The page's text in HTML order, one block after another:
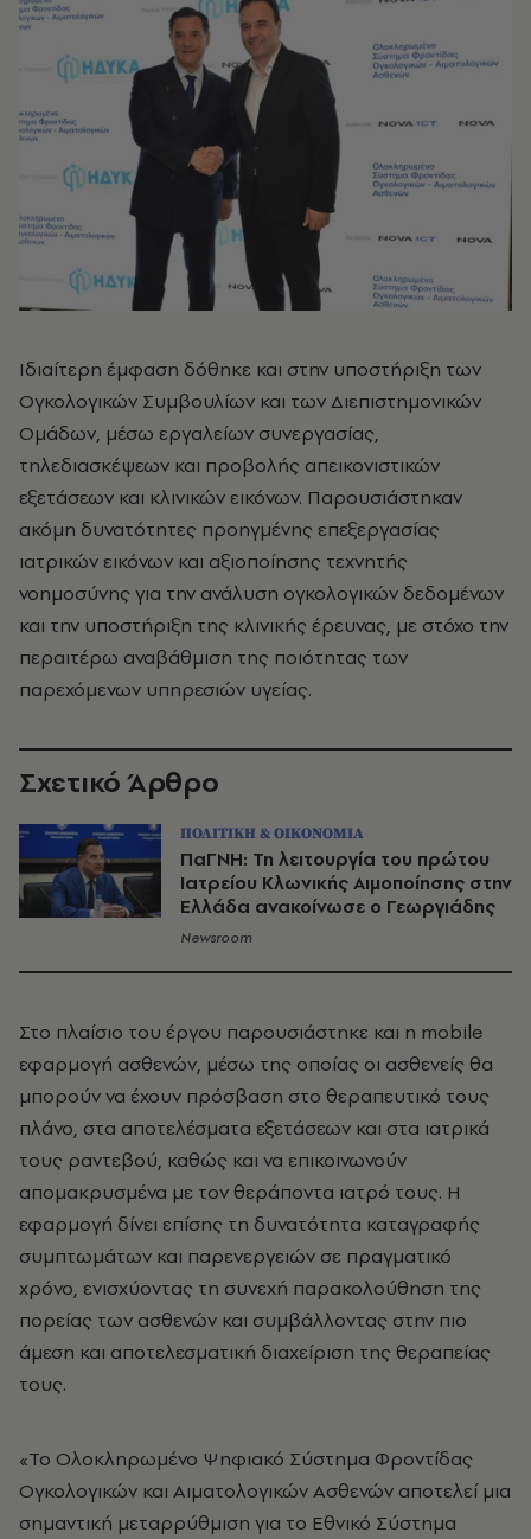
Ιδιαίτερη έμφαση δόθηκε και στην υποστήριξη των
Ογκολογικών Συμβουλίων και των Διεπιστημονικών
Ομάδων, μέσω εργαλείων συνεργασίας,
τηλεδιασκέψεων και προβολής απεικονιστικών
εξετάσεων και κλινικών εικόνων. Παρουσιάστηκαν
ακόμη δυνατότητες προηγμένης επεξεργασίας
ιατρικών εικόνων και αξιοποίησης τεχνητής
νοημοσύνης για την ανάλυση ογκολογικών δεδομένων
και την υποστήριξη της κλινικής έρευνας, με στόχο την
περαιτέρω αναβάθμιση της ποιότητας των
παρεχόμενων υπηρεσιών υγείας.
Σχετικό Άρθρο
ΠΟΛΙΤΙΚΗ & ΟΙΚΟΝΟΜΙΑ
ΠαΓΝΗ: Τη λειτουργία του πρώτου
Ιατρείου Κλωνικής Αιμοποίησης στην
Ελλάδα ανακοίνωσε ο Γεωργιάδης
Newsroom
Στο πλαίσιο του έργου παρουσιάστηκε και η mobile
εφαρμογή ασθενών, μέσω της οποίας οι ασθενείς θα
μπορούν να έχουν πρόσβαση στο θεραπευτικό τους
πλάνο, στα αποτελέσματα εξετάσεων και στα ιατρικά
τους ραντεβού, καθώς και να επικοινωνούν
απομακρυσμένα με τον θεράποντα ιατρό τους. Η
εφαρμογή δίνει επίσης τη δυνατότητα καταγραφής
συμπτωμάτων και παρενεργειών σε πραγματικό
χρόνο, ενισχύοντας τη συνεχή παρακολούθηση της
πορείας των ασθενών και συμβάλλοντας στην πιο
άμεση και αποτελεσματική διαχείριση της θεραπείας
τους.
«Το Ολοκληρωμένο Ψηφιακό Σύστημα Φροντίδας
Ογκολογικών και Αιματολογικών Ασθενών αποτελεί μια
σημαντική μεταρρύθμιση για το Εθνικό Σύστημα